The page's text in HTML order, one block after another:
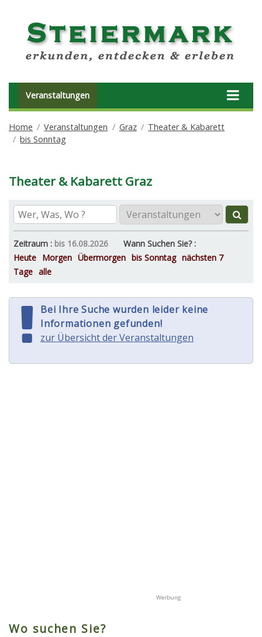
Veranstaltungen
Home Veranstaltungen Graz
Theater & Kabarett
bis Sonntag
Theater & Kabarett Graz
Zeitraum : bis 16.08.2026
Wann Suchen Sie? :
Heute Morgen Übermorgen bis Sonntag nächsten 7
Tage alle
Bei Ihre Suche wurden leider keine
Informationen gefunden!
zur Übersicht der Veranstaltungen
Wo suchen Sie?